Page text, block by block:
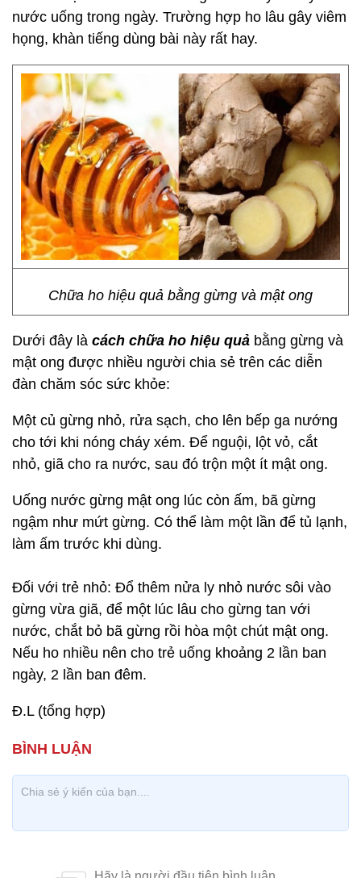
nước uống trong ngày. Trường hợp ho lâu gây viêm
họng, khàn tiếng dùng bài này rất hay.
Chữa ho hiệu quả bằng gừng và mật ong
Dưới đây là cách chữa ho hiệu quả bằng gừng và
mật ong được nhiều người chia sẻ trên các diễn
đàn chăm sóc sức khỏe:
Một củ gừng nhỏ, rửa sạch, cho lên bếp ga nướng
cho tới khi nóng cháy xém. Để nguội, lột vỏ, cắt
nhỏ, giã cho ra nước, sau đó trộn một ít mật ong.
Uống nước gừng mật ong lúc còn ấm, bã gừng
ngậm như mứt gừng. Có thể làm một lần để tủ lạnh,
làm ấm trước khi dùng.
Đối với trẻ nhỏ: Đổ thêm nửa ly nhỏ nước sôi vào
gừng vừa giã, để một lúc lâu cho gừng tan với
nước, chắt bỏ bã gừng rồi hòa một chút mật ong.
Nếu ho nhiều nên cho trẻ uống khoảng 2 lần ban
ngày, 2 lần ban đêm.
Đ.L (tổng hợp)